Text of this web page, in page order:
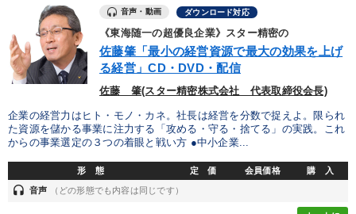
音声・動画 ダウンロード対応
《東海随一の超優良企業》スター精密の
佐藤肇「最小の経営資源で最大の効果を上げ
る経営」CD・DVD・配信
佐藤 肇(スター精密株式会社 代表取締役会長)
企業の経営力はヒト・モノ・カネ。社長は経営を分数で捉えよ。限られ
た資源を儲かる事業に注力する「攻める・守る・捨てる」の実践。これ
からの事業選定の３つの着眼と戦い方 ●中小企業...
形 態 定 価 会員価格 購 入
headset 音声 （どの形態でも内容は同じです）